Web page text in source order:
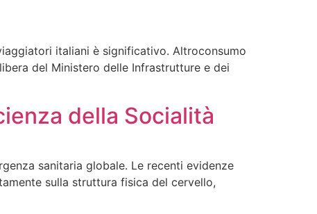
italiani è significativo. Altroconsumo
del Ministero delle Infrastrutture e dei
della Socialità
sanitaria globale. Le recenti evidenze
sulla struttura fisica del cervello,